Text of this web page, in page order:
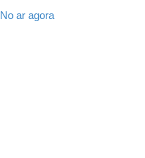
No ar agora